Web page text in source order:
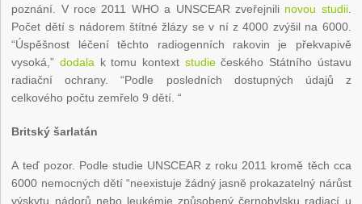
poznání. V roce 2011 WHO a UNSCEAR zveřejnili novou studii.
Počet dětí s nádorem štítné žlázy se v ní z 4000 zvýšil na 6000.
“Úspěšnost léčení těchto radiogenních rakovin je překvapivě
vysoká,”dodala k tomu kontext studiečeského Státního ústavu
radiační ochrany. “Podle posledních dostupných údajů z
celkového počtu zemřelo 9 dětí. “
Britský šarlatán
A teď pozor. Podle studie UNSCEAR z roku 2011 kromě těch cca
6000 nemocných dětí “neexistuje žádný jasně prokazatelný nárůst
výskytu nádorů nebo leukémie způsobený černobylsku radiací u